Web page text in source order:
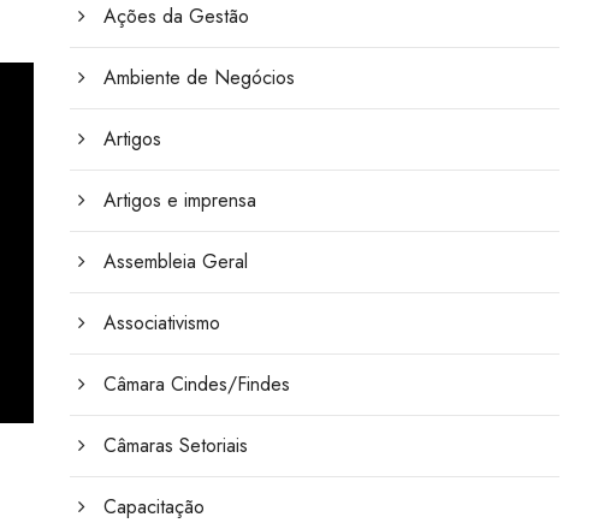
Ações da Gestão
Ambiente de Negócios
Artigos
Artigos e imprensa
Assembleia Geral
Associativismo
Câmara Cindes/Findes
Câmaras Setoriais
Capacitação